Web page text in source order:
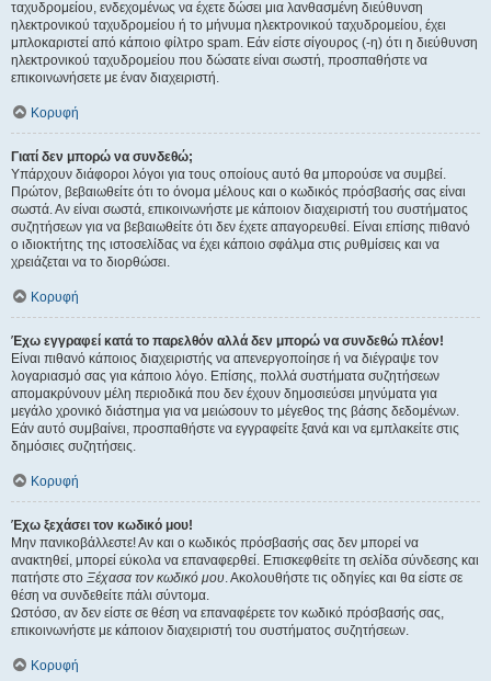
ταχυδρομείου, ενδεχομένως να έχετε δώσει μια λανθασμένη διεύθυνση
ηλεκτρονικού ταχυδρομείου ή το μήνυμα ηλεκτρονικού ταχυδρομείου, έχει
μπλοκαριστεί από κάποιο φίλτρο spam. Εάν είστε σίγουρος (-η) ότι η διεύθυνση
ηλεκτρονικού ταχυδρομείου που δώσατε είναι σωστή, προσπαθήστε να
επικοινωνήσετε με έναν διαχειριστή.
Κορυφή
Γιατί δεν μπορώ να συνδεθώ;
Υπάρχουν διάφοροι λόγοι για τους οποίους αυτό θα μπορούσε να συμβεί.
Πρώτον, βεβαιωθείτε ότι το όνομα μέλους και ο κωδικός πρόσβασής σας είναι
σωστά. Αν είναι σωστά, επικοινωνήστε με κάποιον διαχειριστή του συστήματος
συζητήσεων για να βεβαιωθείτε ότι δεν έχετε απαγορευθεί. Είναι επίσης πιθανό
ο ιδιοκτήτης της ιστοσελίδας να έχει κάποιο σφάλμα στις ρυθμίσεις και να
χρειάζεται να το διορθώσει.
Κορυφή
Έχω εγγραφεί κατά το παρελθόν αλλά δεν μπορώ να συνδεθώ πλέον!
Είναι πιθανό κάποιος διαχειριστής να απενεργοποίησε ή να διέγραψε τον
λογαριασμό σας για κάποιο λόγο. Επίσης, πολλά συστήματα συζητήσεων
απομακρύνουν μέλη περιοδικά που δεν έχουν δημοσιεύσει μηνύματα για
μεγάλο χρονικό διάστημα για να μειώσουν το μέγεθος της βάσης δεδομένων.
Εάν αυτό συμβαίνει, προσπαθήστε να εγγραφείτε ξανά και να εμπλακείτε στις
δημόσιες συζητήσεις.
Κορυφή
Έχω ξεχάσει τον κωδικό μου!
Μην πανικοβάλλεστε! Αν και ο κωδικός πρόσβασής σας δεν μπορεί να
ανακτηθεί, μπορεί εύκολα να επαναφερθεί. Επισκεφθείτε τη σελίδα σύνδεσης και
πατήστε στο Ξέχασα τον κωδικό μου. Ακολουθήστε τις οδηγίες και θα είστε σε
θέση να συνδεθείτε πάλι σύντομα.
Ωστόσο, αν δεν είστε σε θέση να επαναφέρετε τον κωδικό πρόσβασής σας,
επικοινωνήστε με κάποιον διαχειριστή του συστήματος συζητήσεων.
Κορυφή